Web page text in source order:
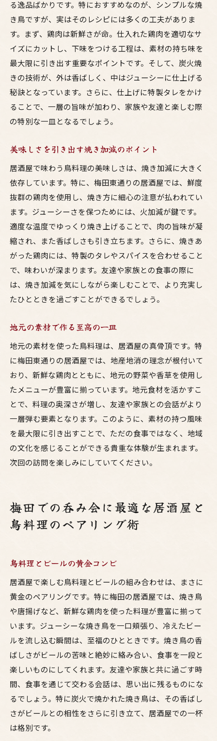
る逸品ばかりです。特におすすめなのが、シンプルな焼
き鳥ですが、実はそのレシピには多くの工夫がありま
す。まず、鶏肉は新鮮さが命。仕入れた鶏肉を適切なサ
イズにカットし、下味をつける工程は、素材の持ち味を
最大限に引き出す重要なポイントです。そして、炭火焼
きの技術が、外は香ばしく、中はジューシーに仕上げる
秘訣となっています。さらに、仕上げに特製タレをかけ
ることで、一層の旨味が加わり、家族や友達と楽しむ際
の特別な一皿となるでしょう。
美味しさを引き出す焼き加減のポイント
居酒屋で味わう鳥料理の美味しさは、焼き加減に大きく
依存しています。特に、梅田東通りの居酒屋では、鮮度
抜群の鶏肉を使用し、焼き方に細心の注意が払われてい
ます。ジューシーさを保つためには、火加減が鍵です。
適度な温度でゆっくり焼き上げることで、肉の旨味が凝
縮され、また香ばしさも引き立ちます。さらに、焼きあ
がった鶏肉には、特製のタレやスパイスを合わせること
で、味わいが深まります。友達や家族との食事の際に
は、焼き加減を気にしながら楽しむことで、より充実し
たひとときを過ごすことができるでしょう。
地元の素材で作る至高の一皿
地元の素材を使った鳥料理は、居酒屋の真骨頂です。特
に梅田東通りの居酒屋では、地産地消の理念が根付いて
おり、新鮮な鶏肉とともに、地元の野菜や香草を使用し
たメニューが豊富に揃っています。地元食材を活かすこ
とで、料理の奥深さが増し、友達や家族との会話がより
一層弾む要素となります。このように、素材の持つ風味
を最大限に引き出すことで、ただの食事ではなく、地域
の文化を感じることができる貴重な体験が生まれます。
次回の訪問を楽しみにしていてください。
梅田での呑み会に最適な居酒屋と
鳥料理のペアリング術
鳥料理とビールの黄金コンビ
居酒屋で楽しむ鳥料理とビールの組み合わせは、まさに
黄金のペアリングです。特に梅田の居酒屋では、焼き鳥
や唐揚げなど、新鮮な鶏肉を使った料理が豊富に揃って
います。ジューシーな焼き鳥を一口頬張り、冷えたビー
ルを流し込む瞬間は、至福のひとときです。焼き鳥の香
ばしさがビールの苦味と絶妙に絡み合い、食事を一段と
楽しいものにしてくれます。友達や家族と共に過ごす時
間、食事を通じて交わる会話は、思い出に残るものにな
るでしょう。特に炭火で焼かれた焼き鳥は、その香ばし
さがビールとの相性をさらに引き立て、居酒屋での一杯
は格別です。